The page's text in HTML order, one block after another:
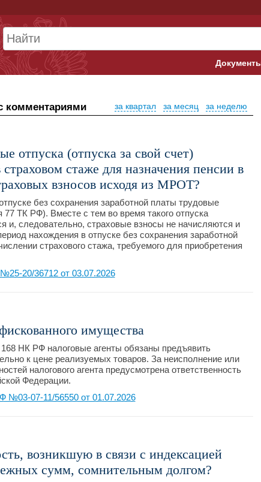
Банк
Минфин
Суд
комментариями за неделю
за месяц
за квартал
отпуска (отпуска за свой счет)
страховом стаже для назначения пенсии в
взносов исходя из МРОТ?
без сохранения заработной платы трудовые
ТК РФ). Вместе с тем во время такого отпуска
и, следовательно, страховые взносы не начисляются и
нахождения в отпуске без сохранения заработной
страхового стажа, требуемого для приобретения
20/36712 от 03.07.2026
имущества
168 НК РФ налоговые агенты обязаны предъявить
к цене реализуемых товаров. За неисполнение или
налогового агента предусмотрена ответственность
Федерации.
№03-07-11/56550 от 01.07.2026
возникшую в связи с индексацией
сумм, сомнительным долгом?